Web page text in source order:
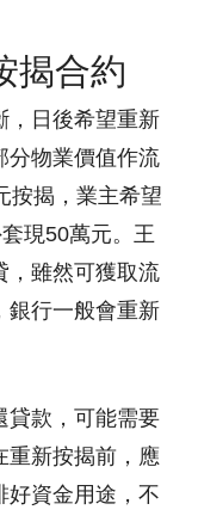
揭合約
，日後希望重新
分物業價值作流
按揭，業主希望
現50萬元。王
，雖然可獲取流
銀行一般會重新
貸款，可能需要
重新按揭前，應
好資金用途，不